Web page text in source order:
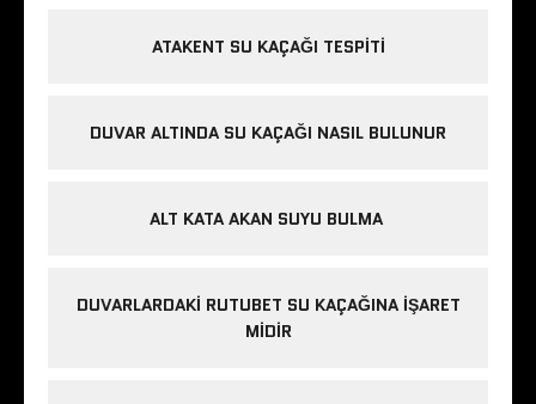
ATAKENT SU KAÇAĞI TESPITI
DUVAR ALTINDA SU KAÇAĞI NASIL BULUNUR
ALT KATA AKAN SUYU BULMA
DUVARLARDAKI RUTUBET SU KAÇAĞINA İŞARET
MIDIR